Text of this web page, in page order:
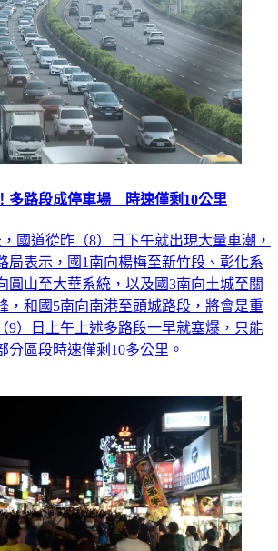
多路段成停車場 時速僅剩10公里
國道從昨（8）日下午就出現大量車潮，
局表示，國1南向楊梅至新竹段、彰化系
圓山至大華系統，以及國3南向土城至關
，和國5南向南港至頭城路段，將會是重
9）日上午上述多路段一早就塞爆，只能
分區段時速僅剩10多公里。